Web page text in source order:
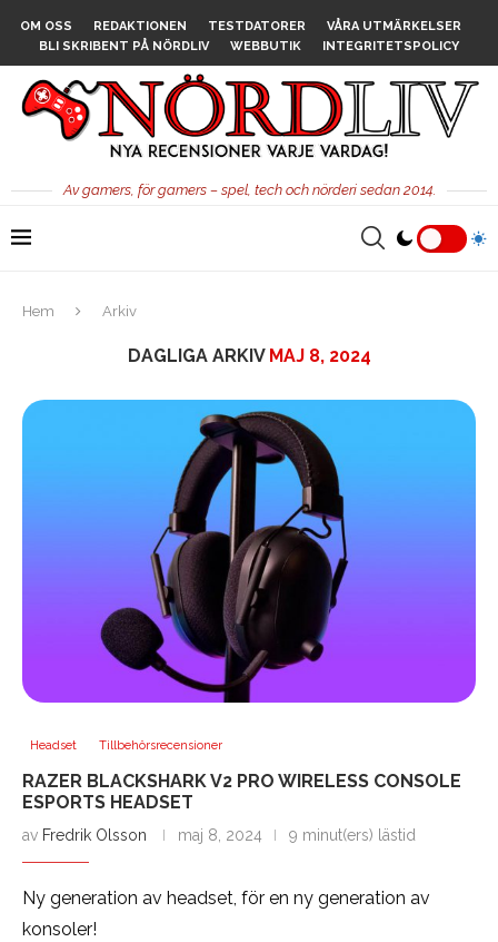
OM OSS REDAKTIONEN TESTDATORER
VÅRA UTMÄRKELSER
BLI SKRIBENT PÅ NÖRDLIV
WEBBUTIK INTEGRITETSPOLICY
Av gamers, för gamers – spel, tech och nörderi sedan 2014.
Hem Arkiv
DAGLIGA ARKIV MAJ 8, 2024
Headset Tillbehörsrecensioner
RAZER BLACKSHARK V2 PRO WIRELESS CONSOLE
ESPORTS HEADSET
av Fredrik Olsson maj 8, 2024 9 minut(ers) lästid
Ny generation av headset, för en ny generation av
konsoler!